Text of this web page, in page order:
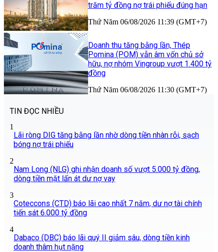
trăm tỷ đồng nợ trái phiếu đúng hạn
Thứ Năm 06/08/2026 11:39 (GMT+7)
Doanh thu tăng bằng lần, Thép
Pomina (POM) vẫn âm vốn chủ sở
hữu, nợ nhóm Vingroup vượt 1.400 tỷ
đồng
Thứ Năm 06/08/2026 11:30 (GMT+7)
TIN ĐỌC NHIỀU
1
Lãi ròng DIG tăng bằng lần nhờ dòng tiền nhàn rỗi, sạch
bóng nợ trái phiếu
2
Nam Long (NLG) ghi nhận doanh số vượt 5.000 tỷ đồng,
dòng tiền mặt lấn át dư nợ vay
3
Coteccons (CTD) báo lãi cao nhất 7 năm, dư nợ tài chính
tiến sát 6.000 tỷ đồng
4
Dabaco (DBC) báo lãi quý II giảm sâu, dòng tiền kinh
doanh thâm hụt nặng